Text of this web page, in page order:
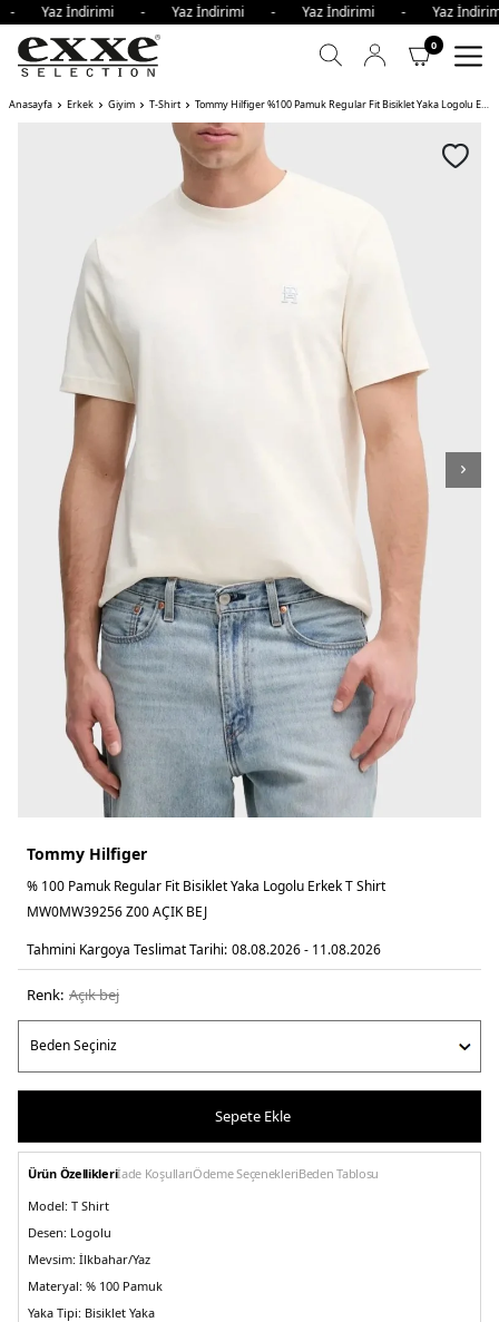
Yaz İndirimi - Yaz İndirimi - Yaz İndirimi - Yaz
0
Anasayfa Erkek Giyim T-Shirt Tommy Hilfiger %100 Pamuk Regular Fit Bisiklet Yaka Logolu Erkek T Shirt AÇIK
Tommy Hilfiger
% 100 Pamuk Regular Fit Bisiklet Yaka Logolu Erkek T Shirt
MW0MW39256 Z00 AÇIK BEJ
Tahmini Kargoya Teslimat Tarihi: 08.08.2026 - 11.08.2026
Renk: açik bej
Sepete Ekle
Ürün Özellikleriİade KoşullarıÖdeme SeçenekleriBeden Tablosu
Model: T Shirt
Desen: Logolu
Mevsim: İlkbahar/Yaz
Materyal: % 100 Pamuk
Yaka Tipi: Bisiklet Yaka